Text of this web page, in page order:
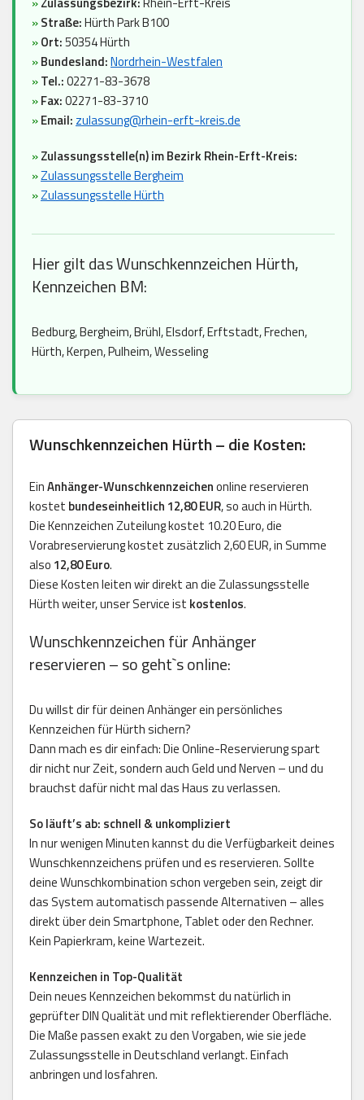
»Straße:Hürth Park B100
»Ort:50354 Hürth
»Bundesland:Nordrhein-Westfalen
»Tel.:02271-83-3678
»Fax:02271-83-3710
»Email: zulassung@rhein-erft-kreis.de
»Zulassungsstelle(n) im Bezirk Rhein-Erft-Kreis:
»Zulassungsstelle Bergheim
»Zulassungsstelle Hürth
Hier gilt das Wunschkennzeichen Hürth,
Kennzeichen BM:
Bedburg, Bergheim, Brühl, Elsdorf, Erftstadt, Frechen,
Hürth, Kerpen, Pulheim, Wesseling
Wunschkennzeichen Hürth – die Kosten:
EinAnhänger-Wunschkennzeichenonline reservieren
kostet bundeseinheitlich 12,80 EUR, so auch in Hürth.
Die Kennzeichen Zuteilung kostet 10.20 Euro, die
Vorabreservierung kostet zusätzlich 2,60 EUR, in Summe
also 12,80 Euro.
Diese Kosten leiten wir direkt an die Zulassungsstelle
Hürth weiter, unser Service ist kostenlos.
Wunschkennzeichen für Anhänger
reservieren – so geht`s online:
Du willst dir für deinen Anhänger ein persönliches
Kennzeichen für Hürth sichern?
Dann mach es dir einfach: Die Online-Reservierung spart
dir nicht nur Zeit, sondern auch Geld und Nerven – und du
brauchst dafür nicht mal das Haus zu verlassen.
So läuft’s ab: schnell & unkompliziert
In nur wenigen Minuten kannst du die Verfügbarkeit deines
Wunschkennzeichens prüfen und es reservieren. Sollte
deine Wunschkombination schon vergeben sein, zeigt dir
das System automatisch passende Alternativen – alles
direkt über dein Smartphone, Tablet oder den Rechner.
Kein Papierkram, keine Wartezeit.
Kennzeichen in Top-Qualität
Dein neues Kennzeichen bekommst du natürlich in
geprüfter DIN Qualität und mit reflektierender Oberfläche.
Die Maße passen exakt zu den Vorgaben, wie sie jede
Zulassungsstelle in Deutschland verlangt. Einfach
anbringen und losfahren.